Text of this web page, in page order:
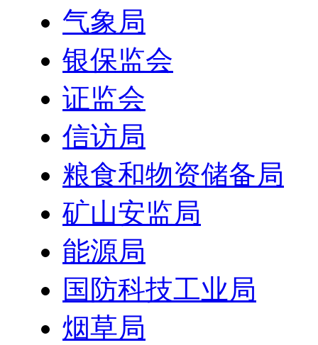
气象局
银保监会
证监会
信访局
粮食和物资储备局
矿山安监局
能源局
国防科技工业局
烟草局